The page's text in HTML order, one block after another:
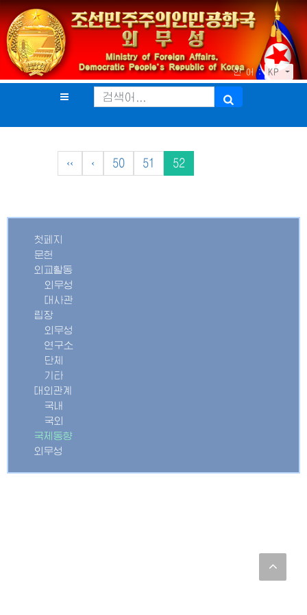
언 어 : KP
‹‹ ‹ 50 51 52
첫페지
문헌
외교활동
외무성
대사관
립장
외무성
연구소
단체
기타
대외관계
국내
국외
국제동향
외무성